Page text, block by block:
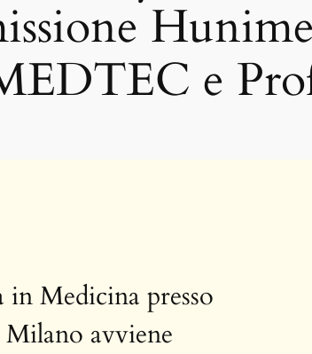
e
in Medicina presso
avviene